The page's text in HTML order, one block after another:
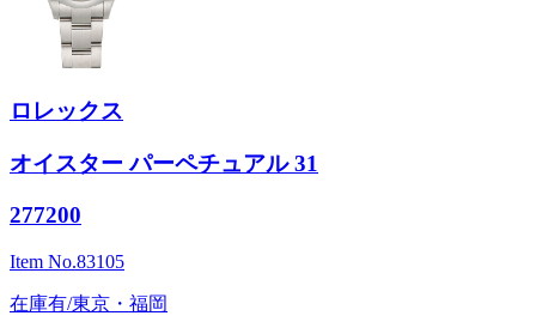
ロレックス
オイスター パーペチュアル 31
277200
Item No.83105
在庫有/東京・福岡